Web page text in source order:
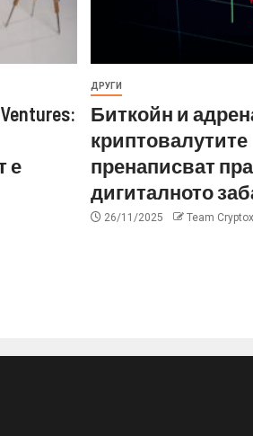
е
ДРУГИ
Биткойн и
криптовалутите
пренаписват
дигиталното
26/11/2025 Team Cryptox